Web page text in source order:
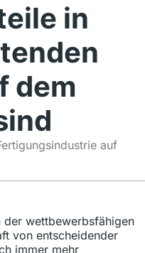
in
dem
auf
wettbewerbsfähigen
von entscheidender
immer mehr